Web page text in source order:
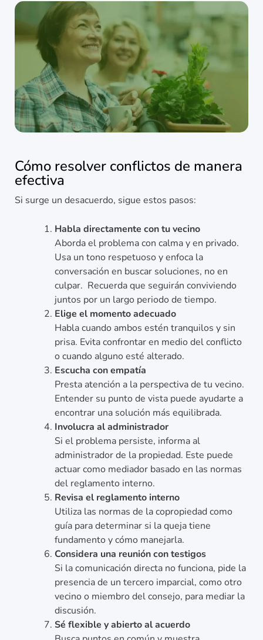
Cómo resolver conflictos de manera
efectiva
Si surge un desacuerdo, sigue estos pasos:
Habla directamente con tu vecino
Aborda el problema con calma y en privado.
Usa un tono respetuoso y enfoca la
conversación en buscar soluciones, no en
culpar. Recuerda que seguirán conviviendo
juntos por un largo periodo de tiempo.
Elige el momento adecuado
Habla cuando ambos estén tranquilos y sin
prisa. Evita confrontar en medio del conflicto
o cuando alguno esté alterado.
Escucha con empatía
Presta atención a la perspectiva de tu vecino.
Entender su punto de vista puede ayudarte a
encontrar una solución más equilibrada.
Involucra al administrador
Si el problema persiste, informa al
administrador de la propiedad. Este puede
actuar como mediador basado en las normas
del reglamento interno.
Revisa el reglamento interno
Utiliza las normas de la copropiedad como
guía para determinar si la queja tiene
fundamento y cómo manejarla.
Considera una reunión con testigos
Si la comunicación directa no funciona, pide la
presencia de un tercero imparcial, como otro
vecino o miembro del consejo, para mediar la
discusión.
Sé flexible y abierto al acuerdo